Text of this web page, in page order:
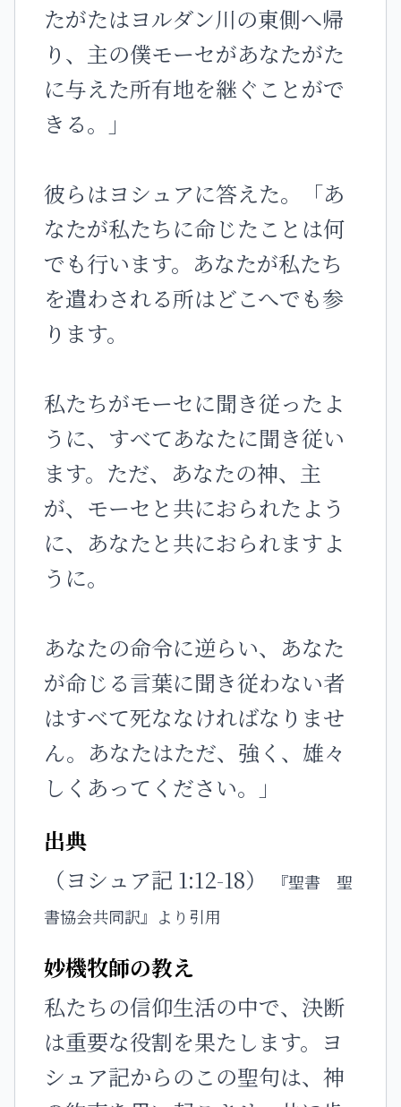
たがたはヨルダン川の東側へ帰
り、主の僕モーセがあなたがた
に与えた所有地を継ぐことがで
きる。」
彼らはヨシュアに答えた。「あ
なたが私たちに命じたことは何
でも行います。あなたが私たち
を遣わされる所はどこへでも参
ります。
私たちがモーセに聞き従ったよ
うに、すべてあなたに聞き従い
ます。ただ、あなたの神、主
が、モーセと共におられたよう
に、あなたと共におられますよ
うに。
あなたの命令に逆らい、あなた
が命じる言葉に聞き従わない者
はすべて死ななければなりませ
ん。あなたはただ、強く、雄々
しくあってください。」
出典
（ヨシュア記 1:12-18）
『聖書 聖
書協会共同訳』より引用
妙機牧師の教え
私たちの信仰生活の中で、決断
は重要な役割を果たします。ヨ
シュア記からのこの聖句は、神